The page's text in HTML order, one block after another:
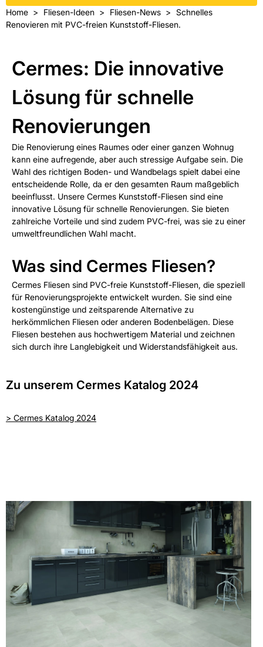
Home Fliesen-Ideen Fliesen-News
Schnelles
Renovieren mit PVC-freien Kunststoff-Fliesen.
Cermes: Die innovative
Lösung für schnelle
Renovierungen
Die Renovierung eines Raumes oder einer ganzen Wohnug
kann eine aufregende, aber auch stressige Aufgabe sein. Die
Wahl des richtigen Boden- und Wandbelags spielt dabei eine
entscheidende Rolle, da er den gesamten Raum maßgeblich
beeinflusst. Unsere Cermes Kunststoff-Fliesen sind eine
innovative Lösung für schnelle Renovierungen. Sie bieten
zahlreiche Vorteile und sind zudem PVC-frei, was sie zu einer
umweltfreundlichen Wahl macht.
Was sind Cermes Fliesen?
Cermes Fliesen sind PVC-freie Kunststoff-Fliesen, die speziell
für Renovierungsprojekte entwickelt wurden. Sie sind eine
kostengünstige und zeitsparende Alternative zu
herkömmlichen Fliesen oder anderen Bodenbelägen. Diese
Fliesen bestehen aus hochwertigem Material und zeichnen
sich durch ihre Langlebigkeit und Widerstandsfähigkeit aus.
Zu unserem Cermes Katalog 2024
> Cermes Katalog 2024